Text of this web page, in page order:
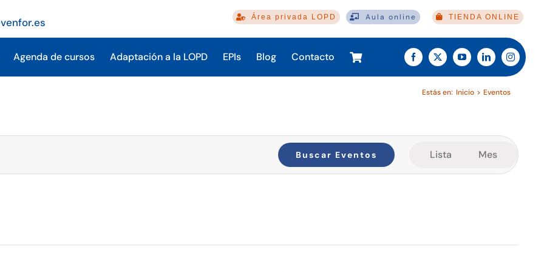
Área privada LOPD Aula online TIENDA ONLINE
Agenda de cursos Adaptación a la LOPD EPIs Blog Contacto
Estás en: Inicio Eventos
Buscar Eventos
Navegación
vistas
Lista Mes